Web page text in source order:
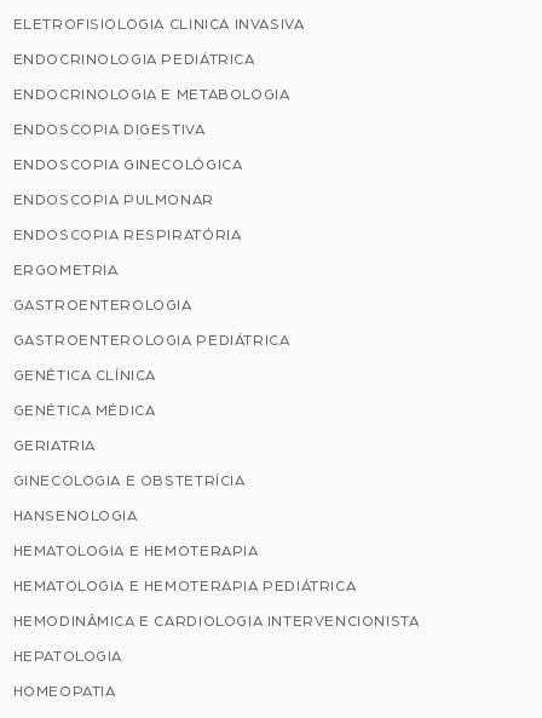
ELETROFISIOLOGIA CLINICA INVASIVA
ENDOCRINOLOGIA PEDIÁTRICA
ENDOCRINOLOGIA E METABOLOGIA
ENDOSCOPIA DIGESTIVA
ENDOSCOPIA GINECOLÓGICA
ENDOSCOPIA PULMONAR
ENDOSCOPIA RESPIRATÓRIA
ERGOMETRIA
GASTROENTEROLOGIA
GASTROENTEROLOGIA PEDIÁTRICA
GENÉTICA CLÍNICA
GENÉTICA MÉDICA
GERIATRIA
GINECOLOGIA E OBSTETRÍCIA
HANSENOLOGIA
HEMATOLOGIA E HEMOTERAPIA
HEMATOLOGIA E HEMOTERAPIA PEDIÁTRICA
HEMODINÂMICA E CARDIOLOGIA INTERVENCIONISTA
HEPATOLOGIA
HOMEOPATIA